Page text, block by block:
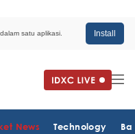
satu aplikasi. Install
News Technology